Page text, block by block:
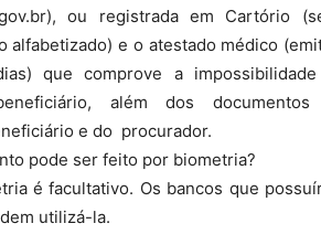
ou registrada em Cartório
alfabetizado) e o atestado médico
que comprove a
além dos
e do procurador.
pode ser feito por biometria?
é facultativo. Os bancos que
utilizá-la.